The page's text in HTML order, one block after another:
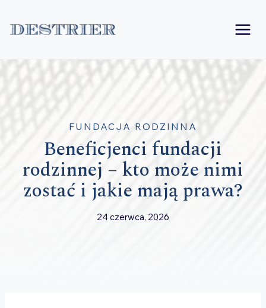
do
FUNDACJA RODZINNA
Beneficjenci fundacji
rodzinnej – kto może nimi
zostać i jakie mają prawa?
24 czerwca, 2026